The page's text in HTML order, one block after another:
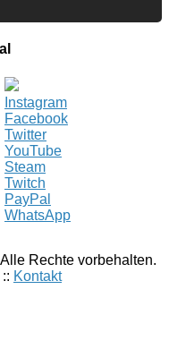
Instagram
Facebook
Twitter
YouTube
Steam
Twitch
PayPal
WhatsApp
Rechte vorbehalten.
:: Kontakt